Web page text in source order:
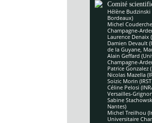
Comité
Hélène
Bordeaux)
Michel
Champagne-
Laurence Denaix
Damien Devault
de la Guyane,
Alain Geffard
Champagne-
Patrice Gonzalez
Nicolas Mazella
Soizic Morin
Céline Pelosi
Versailles-
Sabine
Nantes)
Michel Treilhou
Universitaire